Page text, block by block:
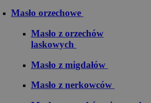
Masło orzechowe
Masło z orzechów
laskowych
Masło z migdałów
Masło z nerkowców